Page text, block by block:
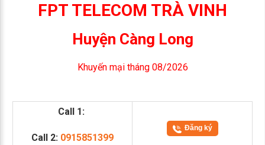
FPT TELECOM TRÀ VINH
Huyện Càng Long
Khuyến mại tháng 08/2026
Call 1:
Call 2: 0915851399
Đăng ký